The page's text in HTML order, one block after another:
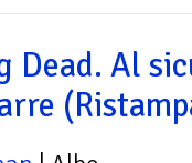
Dead. Al